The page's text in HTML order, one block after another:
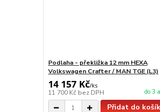
Podlaha - překližka 12 mm HEXA
Volkswagen Crafter / MAN TGE (L3)
14 157 Kč/ks
11 700 Kč bez DPH do 3
Přidat do